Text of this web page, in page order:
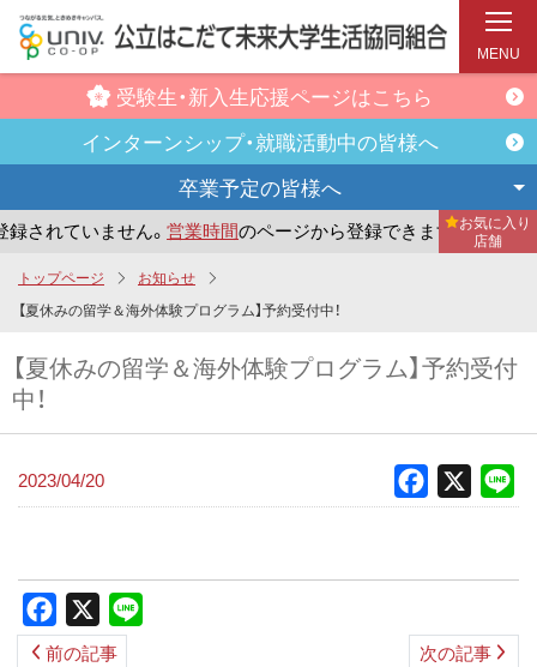
ン
テ
受験生・新入生応援ページはこちら
インターンシップ・就職活動中の皆様へ
卒業予定の皆様へ
れていません。営業時間のページから登録できます。 ま
お気に入り
店舗
MENU
トップページ
お知らせ
【夏休みの留学＆海外体験プログラム】予約受付中！
【夏休みの留学＆海外体験プログラム】予約受付
中！
2023/04/20 Facebook
Facebook
前の記事 次の記事